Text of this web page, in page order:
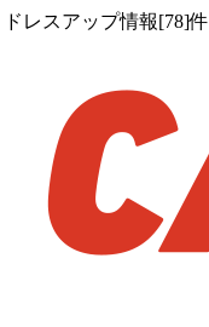
レスアップ情報[78]件